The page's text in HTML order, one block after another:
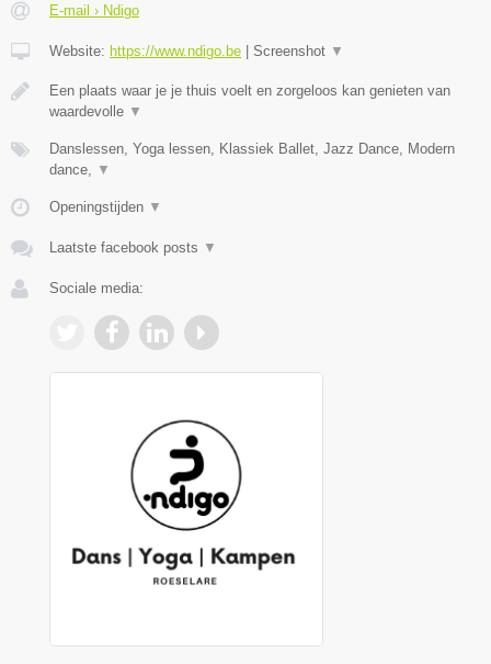
E-mail › Ndigo
Website: https://www.ndigo.be Screenshot ▼
Een plaats waar je je thuis voelt en zorgeloos kan genieten van
waardevolle ▼
Danslessen, Yoga lessen, Klassiek Ballet, Jazz Dance, Modern
dance,
▼
Openingstijden ▼
Laatste facebook posts ▼
Sociale media: